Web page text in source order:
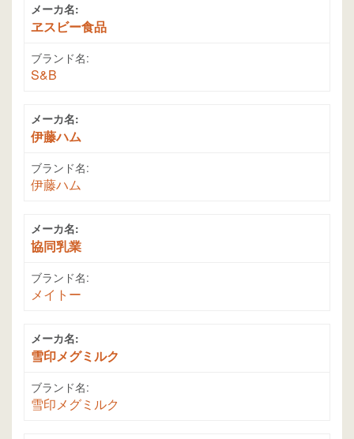
メーカ名:
ヱスビー食品
ブランド名:
S&B
メーカ名:
伊藤ハム
ブランド名:
伊藤ハム
メーカ名:
協同乳業
ブランド名:
メイトー
メーカ名:
雪印メグミルク
ブランド名:
雪印メグミルク